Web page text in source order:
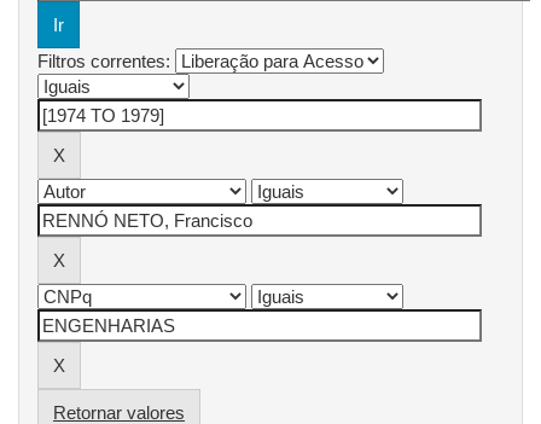
Filtros correntes:
Retornar valores